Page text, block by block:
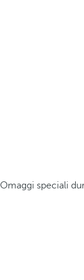
Omaggi speciali